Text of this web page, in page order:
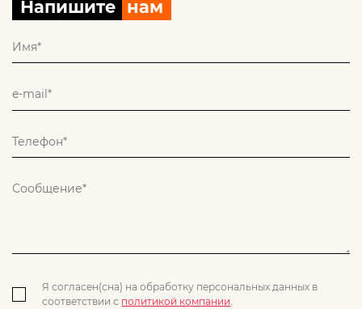
Напишите нам
Я согласен(сна) на обработку персональных данных в
соответствии с политикой компании.